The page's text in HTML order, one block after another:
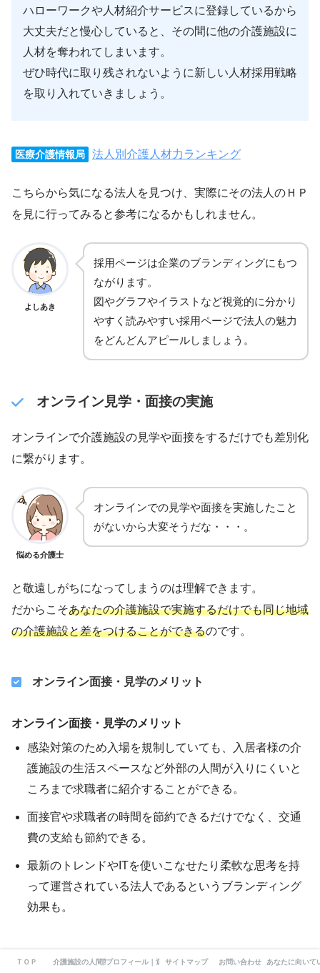
ハローワークや人材紹介サービスに登録しているから
大丈夫だと慢心していると、その間に他の介護施設に
人材を奪われてしまいます。
ぜひ時代に取り残されないように新しい人材採用戦略
を取り入れていきましょう。
医療介護情報局 法人別介護人材力ランキング
こちらから気になる法人を見つけ、実際にその法人のＨＰ
を見に行ってみると参考になるかもしれません。
よしあき
採用ページは企業のブランディングにもつ
ながります。
図やグラフやイラストなど視覚的に分かり
やすく読みやすい採用ページで法人の魅力
をどんどんアピールしましょう。
オンライン見学・面接の実施
オンラインで介護施設の見学や面接をするだけでも差別化
に繋がります。
悩める介護士
オンラインでの見学や面接を実施したこと
がないから大変そうだな・・・。
と敬遠しがちになってしまうのは理解できます。
だからこそあなたの介護施設で実施するだけでも同じ地域
の介護施設と差をつけることができるのです。
オンライン面接・見学のメリット
オンライン面接・見学のメリット
感染対策のため入場を規制していても、入居者様の介
護施設の生活スペースなど外部の人間が入りにくいと
ころまで求職者に紹介することができる。
面接官や求職者の時間を節約できるだけでなく、交通
費の支給も節約できる。
最新のトレンドやITを使いこなせたり柔軟な思考を持
って運営されている法人であるというブランディング
効果も。
オンライン面接・見学で使えるツール４選
ＴＯＰ 介護施設の人間関係プロフィール｜運営者情報
サイトマップ お問い合わせ あなたに向いて